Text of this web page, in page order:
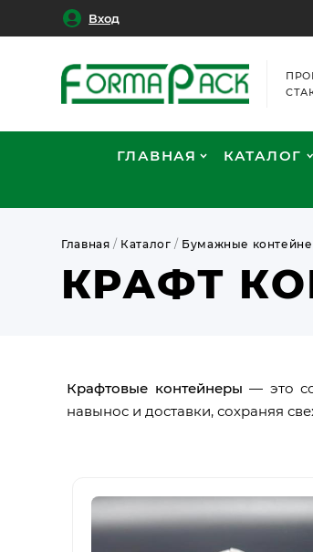
Вход
ГЛАВНАЯ КАТАЛОГ
Главная / Каталог / Бумажные
КРАФТ
Крафтовые контейнеры — это
навынос и доставки, сохраняя